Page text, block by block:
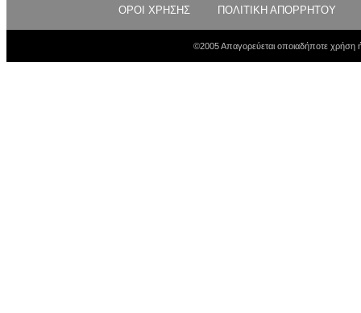
ΟΡΟΙ ΧΡΗΣΗΣ ΠΟΛΙΤΙΚΗ ΑΠΟΡΡΗΤΟΥ
©2005 Απαγορεύεται οποιαδήποτε χρήση